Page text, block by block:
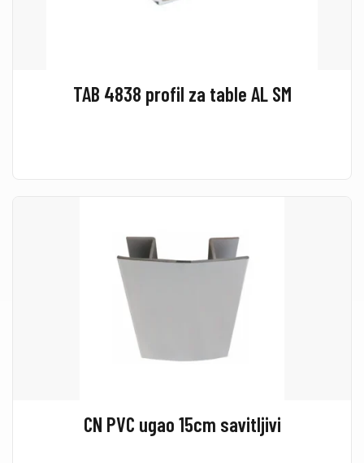
TAB 4838 profil za table AL SM
CN PVC ugao 15cm savitljivi